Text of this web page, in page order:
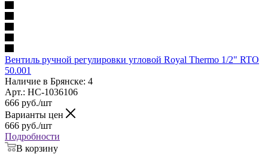
Вентиль ручной регулировки угловой Royal Thermo 1/2" RTO
50.001
Наличие в Брянске: 4
Арт.: НС-1036106
666 руб./шт
Варианты цен
666 руб./шт
Подробности
В корзину